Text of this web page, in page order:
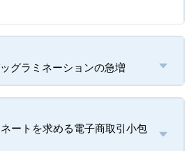
グラミネーションの急増
ートを求める電子商取引小包